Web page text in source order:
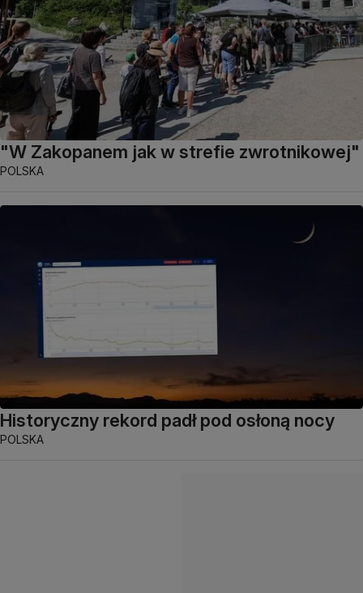
"W Zakopanem jak w strefie zwrotnikowej"
POLSKA
Historyczny rekord padł pod osłoną nocy
POLSKA